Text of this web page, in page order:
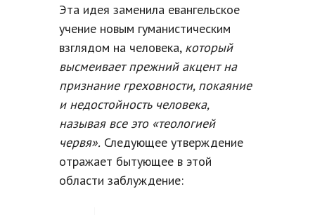
Эта идея заменила евангельское
учение новым гуманистическим
взглядом на человека, который
высмеивает прежний акцент на
признание греховности, покаяние
и недостойность человека,
называя все это «теологией
червя». Следующее утверждение
отражает бытующее в этой
области заблуждение: